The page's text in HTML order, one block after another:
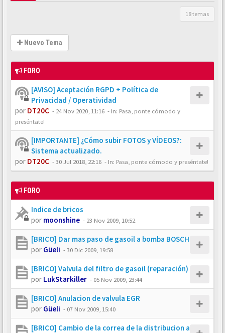
18 temas
Nuevo Tema
FORO
[AVISO] Aceptación RGPD + Política de
Privacidad / Operatividad
por DT20C - 24 Nov 2020, 11:16 - In: Pasa, ponte cómodo y
preséntate!
[IMPORTANTE] ¿Cómo subir FOTOS y VÍDEOS?:
Sistema actualizado.
por DT20C -30 Jul 2018, 22:16 - In: Pasa, ponte cómodo y preséntate!
FORO
Indice de bricos
por moonshine - 23 Nov 2009, 10:52
[BRICO] Dar mas paso de gasoil a bomba BOSCH
por Güeli -30 Dic 2009, 19:58
[BRICO] Valvula del filtro de gasoil (reparación)
por LukStarkiller - 05 Nov 2009, 23:44
[BRICO] Anulacion de valvula EGR
por Güeli - 07 Nov 2009, 15:40
[BRICO] Cambio de la correa de la distribucion a